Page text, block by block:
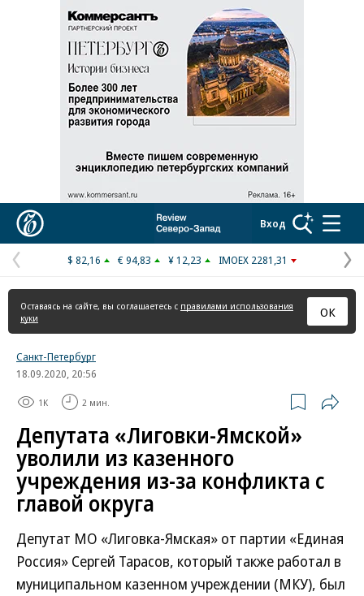
Реклама в «Ъ» www.kommersant.ru/ad
Вход
Предыдущая
страница
$ 82,16 € 94,83 ¥ 12,23 IMOEX 2281,31
Оставаясь на сайте, вы соглашаетесь с правилами использования
куки
ОК
Санкт-Петербург
18.09.2020, 20:56
1K 2 мин.
Депутата «Лиговки-Ямской»
уволили из казенного
учреждения из-за конфликта с
главой округа
Депутат МО «Лиговка-Ямская» от партии «Единая
Россия» Сергей Тарасов, который также работал в
муниципальном казенном учреждении (МКУ), был